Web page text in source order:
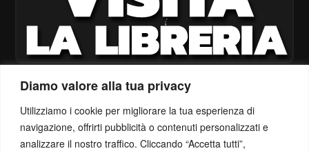
Diamo valore alla tua privacy
Utilizziamo i cookie per migliorare la tua esperienza di
navigazione, offrirti pubblicità o contenuti personalizzati e
analizzare il nostro traffico. Cliccando “Accetta tutti”,